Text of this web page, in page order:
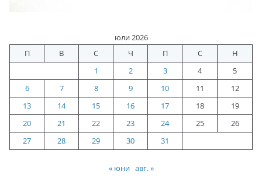
юли 2026
П
В С Ч П С
Н
1
2 3 4
5
6
7 8 9 10 11
12
13
14 15 16 17 18
19
20
21 22 23 24 25
26
27
28 29 30 31
« юни авг. »